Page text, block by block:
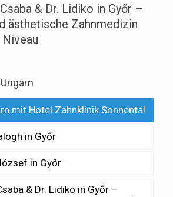
& Dr. Lidiko in Győr –
ästhetische Zahnmedizin
mit Hotel Zahnklinik Sonnental
in Győr
in Győr
& Dr. Lidiko in Győr –